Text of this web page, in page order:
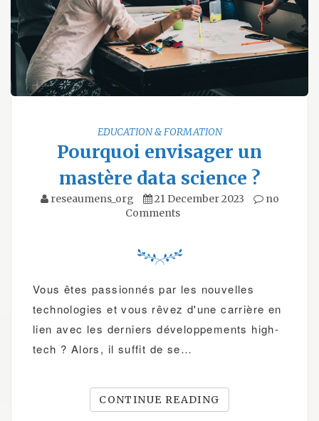
EDUCATION & FORMATION
Pourquoi envisager un
mastère data science ?
reseaumens_org 21 December 2023
no
Comments
Vous êtes passionnés par les nouvelles
technologies et vous rêvez d'une carrière en
lien avec les derniers développements high-
tech ? Alors, il suffit de se…
CONTINUE READING